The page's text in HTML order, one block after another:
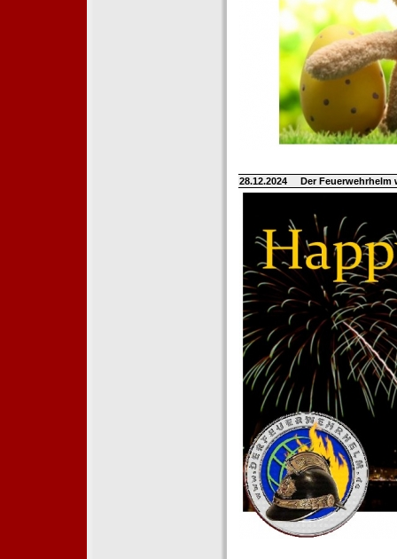
28.12.2024 Der